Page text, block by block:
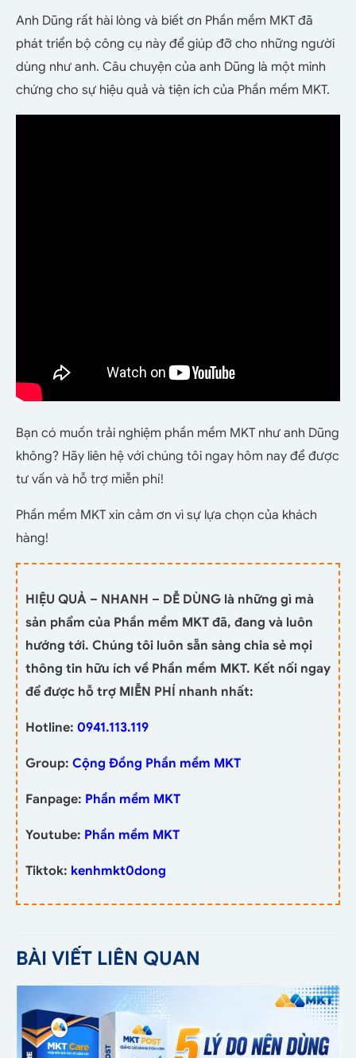
Anh Dũng rất hài lòng và biết ơn Phần mềm MKT đã
phát triển bộ công cụ này để giúp đỡ cho những người
dùng như anh. Câu chuyện của anh Dũng là một minh
chứng cho sự hiệu quả và tiện ích của Phần mềm MKT.
Bạn có muốn trải nghiệm phần mềm MKT như anh Dũng
không? Hãy liên hệ với chúng tôi ngay hôm nay để được
tư vấn và hỗ trợ miễn phí!
Phần mềm MKT xin cảm ơn vì sự lựa chọn của khách
hàng!
HIỆU QUẢ – NHANH – DỄ DÙNG là những gì mà
sản phẩm của Phần mềm MKT đã, đang và luôn
hướng tới. Chúng tôi luôn sẵn sàng chia sẻ mọi
thông tin hữu ích về Phần mềm MKT. Kết nối ngay
để được hỗ trợ MIỄN PHÍ nhanh nhất:
Hotline: 0941.113.119
Group: Cộng Đồng Phần mềm MKT
Fanpage: Phần mềm MKT
Youtube: Phần mềm MKT
Tiktok: kenhmkt0dong
BÀI VIẾT LIÊN QUAN